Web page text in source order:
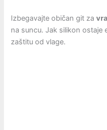
Izbegavajte običan git za
na suncu. Jak silikon ostaje
zaštitu od vlage.